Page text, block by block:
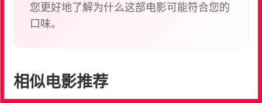
您更好地了解为什么这部电影可能符合您的
口味。
相似电影推荐